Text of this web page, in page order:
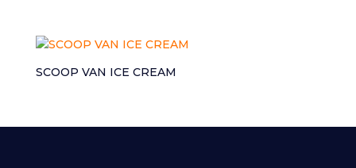
SCOOP VAN ICE CREAM